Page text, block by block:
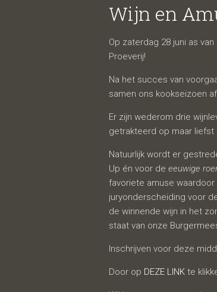
juni
Wijn en
Op zaterdag 28 juni as
Proeverij!
Na het succes van
samen ons kookseizoen
Er zijn wederom drie
getrakteerd op maar liefst
Natuurlijk wordt er
Up én voor de eeuwige
favoriete amuse waardoor
juryonderscheiding voor
de winnende wijn in het
staat van onze
Inschrijven voor deze
Door op DEZE LINK te